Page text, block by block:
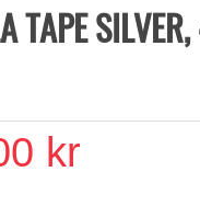
TAPE
kr